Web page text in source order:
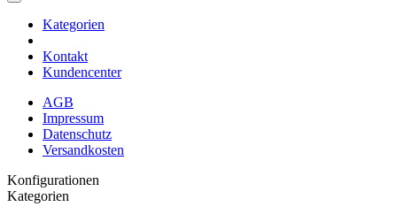
Kategorien
Kontakt
Kundencenter
AGB
Impressum
Datenschutz
Versandkosten
Konfigurationen
Kategorien